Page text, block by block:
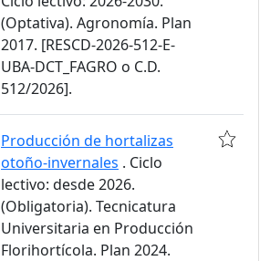
(Optativa). Agronomía. Plan
2017. [RESCD-2026-512-E-
UBA-DCT_FAGRO o C.D.
512/2026].
Producción de hortalizas
otoño-invernales . Ciclo
lectivo: desde 2026.
(Obligatoria). Tecnicatura
Universitaria en Producción
Florihortícola. Plan 2024.